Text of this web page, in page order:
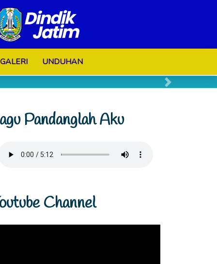
GALERI UNDUHAN
Next
Pandanglah Aku
Channel